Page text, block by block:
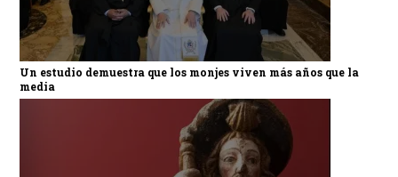
Un estudio demuestra que los monjes viven más años que la
media